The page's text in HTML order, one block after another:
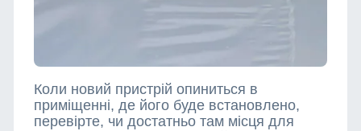
Коли новий пристрій опиниться в
приміщенні, де його буде встановлено,
перевірте, чи достатньо там місця для